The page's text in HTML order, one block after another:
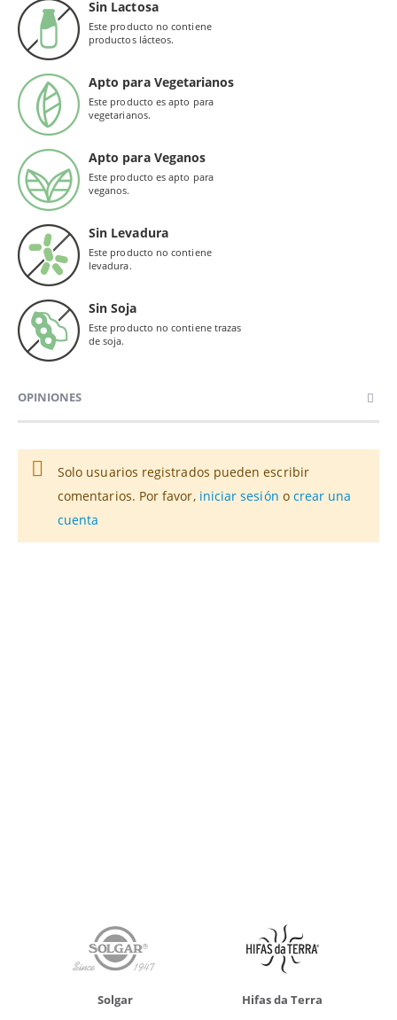
Sin Lactosa
Este producto no contiene
productos lácteos.
Apto para Vegetarianos
Este producto es apto para
vegetarianos.
Apto para Veganos
Este producto es apto para
veganos.
Sin Levadura
Este producto no contiene
levadura.
Sin Soja
Este producto no contiene trazas
de soja.
OPINIONES
Solo usuarios registrados pueden escribir
comentarios. Por favor, iniciar sesión o crear una
cuenta
Solgar Hifas da Terra